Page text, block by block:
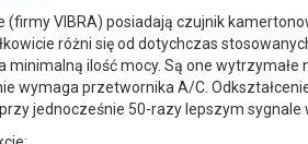
VIBRA) posiadają czujnik
różni się od dotychczas
minimalną ilość mocy. Są one
wymaga przetwornika A/C.
jednocześnie 50-razy lepszym sygnale